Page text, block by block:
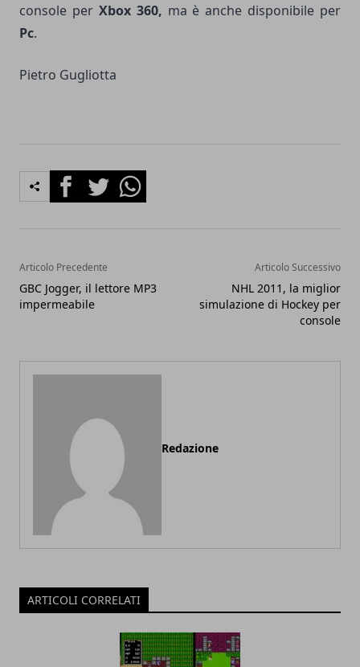
console per Xbox 360, ma è anche disponibile per
Pc.
Pietro Gugliotta
FacebookTwitterWhatsapp
Articolo Precedente
GBC Jogger, il lettore MP3
impermeabile
Articolo Successivo
NHL 2011, la miglior
simulazione di Hockey per
console
Redazione
ARTICOLI CORRELATI